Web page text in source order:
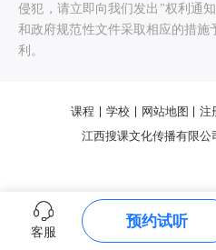
侵犯，请立即向我们发出"权利通
和政府规范性文件采取相应的措施
利。
课程 学校 网站地图 注
江西搜课文化传播有限公
客服
预约试听